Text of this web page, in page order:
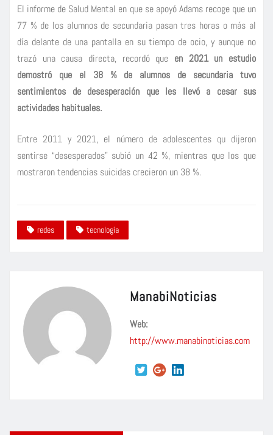
El informe de Salud Mental en que se apoyó Adams recoge que un
77 % de los alumnos de secundaria pasan tres horas o más al
día delante de una pantalla en su tiempo de ocio, y aunque no
trazó una causa directa, recordó que en 2021 un estudio
demostró que el 38 % de alumnos de secundaria tuvo
sentimientos de desesperación que les llevó a cesar sus
actividades habituales.
Entre 2011 y 2021, el número de adolescentes qu dijeron
sentirse “desesperados” subió un 42 %, mientras que los que
mostraron tendencias suicidas crecieron un 38 %.
redes tecnología
ManabiNoticias
Web:
http://www.manabinoticias.com